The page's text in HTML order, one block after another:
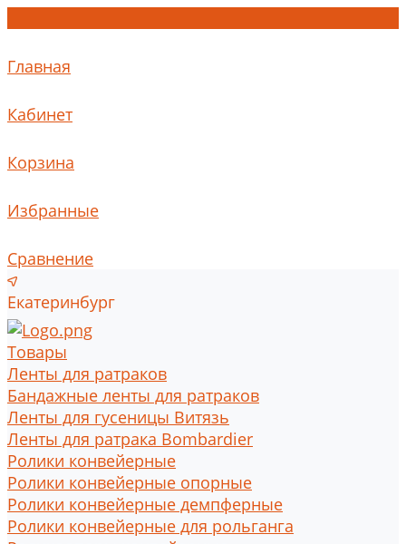
Главная
Кабинет
Корзина
Избранные
Сравнение
Екатеринбург
Товары
Ленты для ратраков
Бандажные ленты для ратраков
Ленты для гусеницы Витязь
Ленты для ратрака Bombardier
Ролики конвейерные
Ролики конвейерные опорные
Ролики конвейерные демпферные
Ролики конвейерные для рольганга